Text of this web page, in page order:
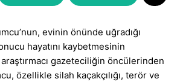
evinin önünde uğradığı
hayatını kaybetmesinin
araştırmacı gazeteciliğin öncülerinden
özellikle silah kaçakçılığı, terör ve